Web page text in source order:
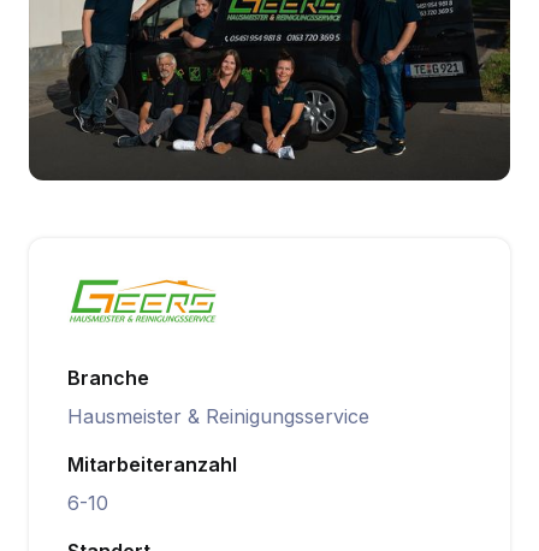
Branche
Hausmeister & Reinigungsservice
Mitarbeiteranzahl
6-10